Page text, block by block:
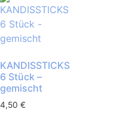
KANDISSTICKS
6 Stück –
gemischt
4,50 €